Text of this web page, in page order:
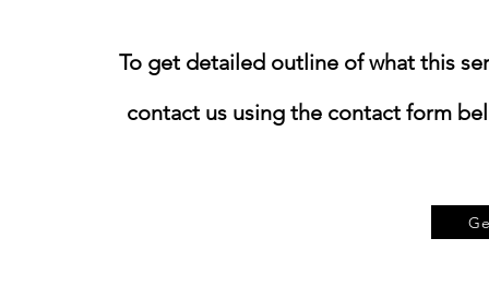
​To get detailed outline of what this
contact us using the contact form